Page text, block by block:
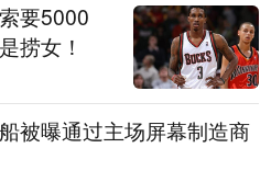
要5000
捞女！
被曝通过主场屏幕制造商